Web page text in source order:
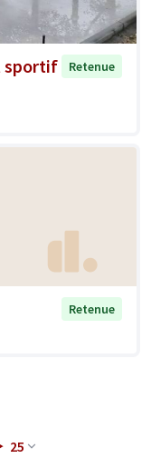
sportif
Retenue
Retenue
25